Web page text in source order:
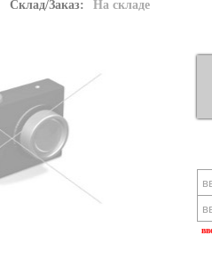
Склад/Заказ: На складе